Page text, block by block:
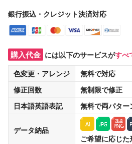
銀行振込・クレジット決済対応
購入代金 には以下のサービスがすべ
色変更・アレンジ
無料で対応
修正回数
無制限で修正
日本語英語表記
無料で両パター
データ納品
ご希望に応じ